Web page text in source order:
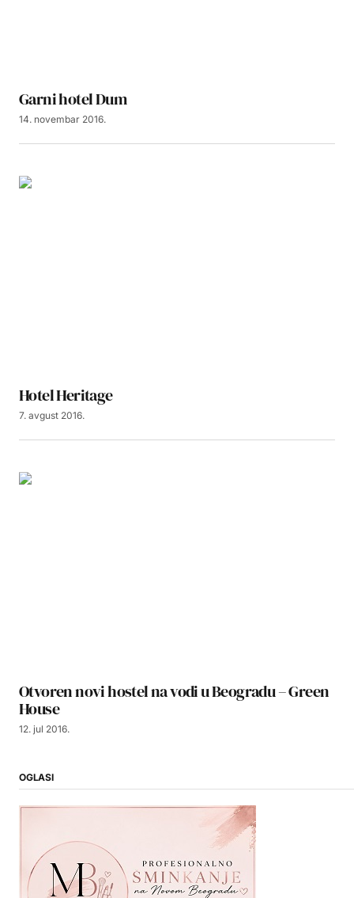
Garni hotel Dum
14. novembar 2016.
Hotel Heritage
7. avgust 2016.
Otvoren novi hostel na vodi u Beogradu – Green
House
12. jul 2016.
OGLASI